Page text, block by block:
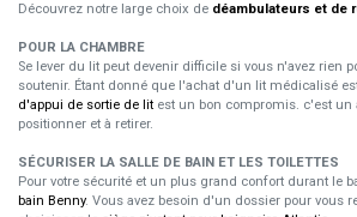
Découvrez notre large choix de déambulateurs et de
POUR LA CHAMBRE
Se lever du lit peut devenir difficile si vous n'avez rien
soutenir. Étant donné que l'achat d'un lit médicalisé
d'appui de sortie de lit est un bon compromis. c'est un
positionner et à retirer.
SÉCURISER LA SALLE DE BAIN ET LES TOILETTES
Pour votre sécurité et un plus grand confort durant le
bain Benny. Vous avez besoin d'un dossier pour vous